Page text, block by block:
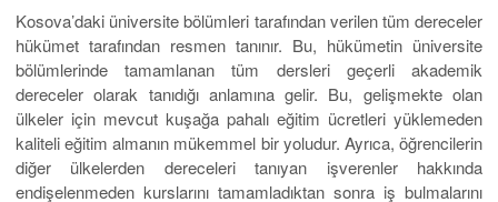
Kosova’daki üniversite bölümleri tarafından verilen tüm dereceler
hükümet tarafından resmen tanınır. Bu, hükümetin üniversite
bölümlerinde tamamlanan tüm dersleri geçerli akademik
dereceler olarak tanıdığı anlamına gelir. Bu, gelişmekte olan
ülkeler için mevcut kuşağa pahalı eğitim ücretleri yüklemeden
kaliteli eğitim almanın mükemmel bir yoludur. Ayrıca, öğrencilerin
diğer ülkelerden dereceleri tanıyan işverenler hakkında
endişelenmeden kurslarını tamamladıktan sonra iş bulmalarını